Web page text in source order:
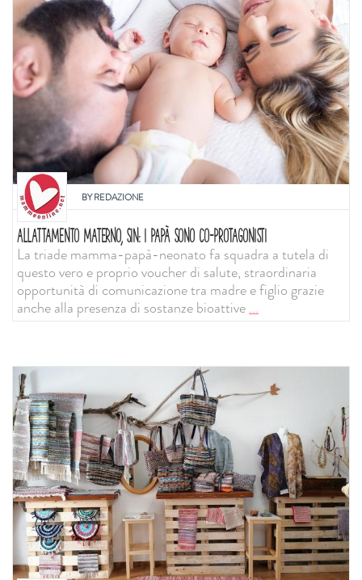
BYREDAZIONE
ALLATTAMENTO MATERNO, SIN: I PAPÀ SONO CO-PROTAGONISTI
La triade mamma-papà-neonato fa squadra a tutela di
questo vero e proprio voucher di salute, straordinaria
opportunità di comunicazione tra madre e figlio grazie
anche alla presenza di sostanze bioattive...